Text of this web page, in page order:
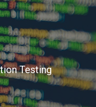
Testing